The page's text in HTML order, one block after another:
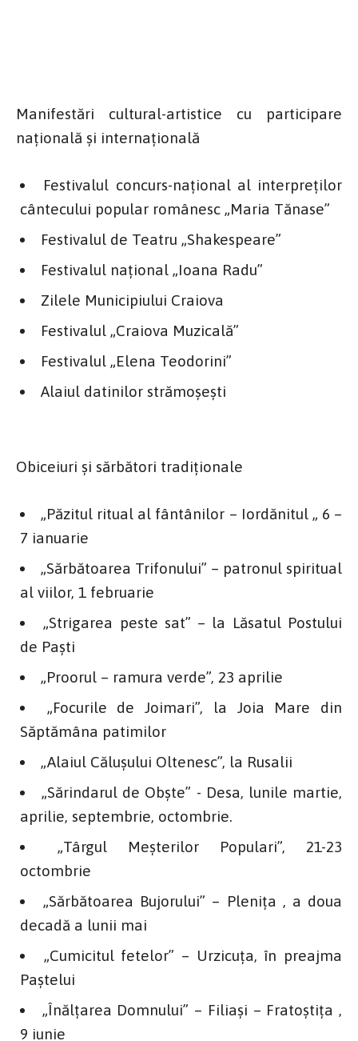
Manifestări cultural-artistice cu participare
națională și internațională
Festivalul concurs-naţional al interpreţilor
cântecului popular românesc „Maria Tănase”
Festivalul de Teatru „Shakespeare”
Festivalul naţional „Ioana Radu”
Zilele Municipiului Craiova
Festivalul „Craiova Muzicală”
Festivalul „Elena Teodorini”
Alaiul datinilor strămoşeşti
Obiceiuri și sărbători tradiționale
„Păzitul ritual al fântânilor – Iordănitul „ 6 –
7 ianuarie
„Sărbătoarea Trifonului” – patronul spiritual
al viilor, 1 februarie
„Strigarea peste sat” – la Lăsatul Postului
de Paşti
„Proorul – ramura verde”, 23 aprilie
„Focurile de Joimari”, la Joia Mare din
Săptămâna patimilor
„Alaiul Căluşului Oltenesc”, la Rusalii
„Sărindarul de Obşte” - Desa, lunile martie,
aprilie, septembrie, octombrie.
„Târgul Meşterilor Populari”, 21-23
octombrie
„Sărbătoarea Bujorului” – Pleniţa , a doua
decadă a lunii mai
„Cumicitul fetelor” – Urzicuţa, în preajma
Paştelui
„Înălţarea Domnului” – Filiaşi – Fratoştiţa ,
9 iunie